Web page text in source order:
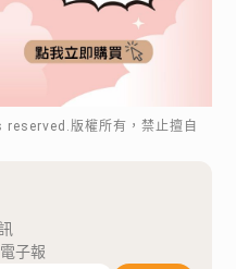
版權所有，禁止擅自
子報